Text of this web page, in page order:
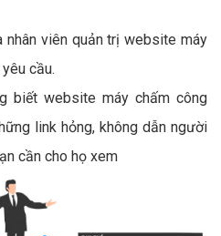
nhân viên quản trị website máy
cầu.
biết website máy chấm công
link hỏng, không dẫn người
cần cho họ xem